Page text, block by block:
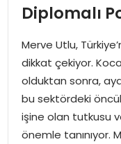
İDEAL YAŞAM
İDEAL SPOR
YAŞAM
MAGAZIN
Diplomalı
Merve Utlu,
dikkat çekiyor.
olduktan sonra,
bu sektördeki
işine olan tutkusu
önemle tanınıyor.